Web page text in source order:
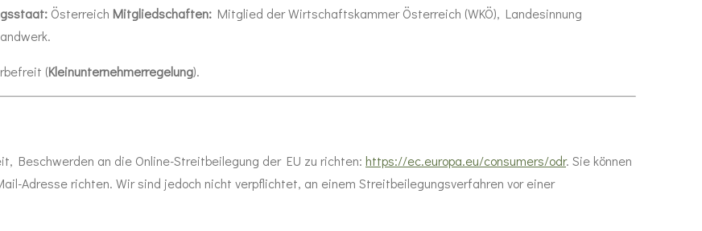
Österreich Mitgliedschaften: Mitglied der Wirtschaftskammer Österreich (WKÖ), Landesinnung
(Kleinunternehmerregelung).
Beschwerden an die Online-Streitbeilegung der EU zu richten: https://ec.europa.eu/consumers/odr. Sie können
Adresse richten. Wir sind jedoch nicht verpflichtet, an einem Streitbeilegungsverfahren vor einer